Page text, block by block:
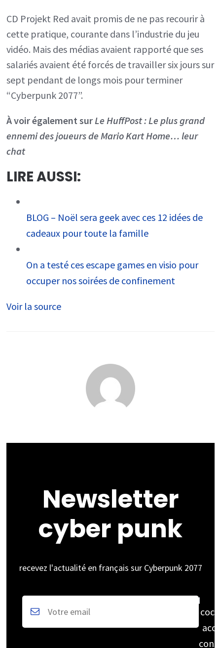
CD Projekt Red avait promis de ne pas recourir à
cette pratique, courante dans l’industrie du jeu
vidéo. Mais des médias avaient rapporté que ses
salariés avaient été forcés de travailler six jours sur
sept pendant de longs mois pour terminer
“Cyberpunk 2077”.
À voir également sur Le HuffPost : Le plus grand
ennemi des joueurs de Mario Kart Home… leur
chat
LIRE AUSSI:
BLOG – Noël sera geek avec ces 12 idées de
cadeaux pour toute la famille
On a testé ces escape games en visio pour
occuper nos soirées de confinement
Voir la source
Newsletter
cyber punk
recevez l'actualité en français sur Cyberpunk 2077